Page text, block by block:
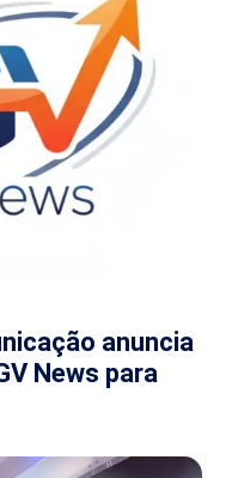
anuncia
News para